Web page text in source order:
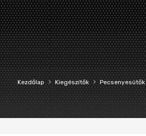
Kezdőlap › Kiegészítők ›